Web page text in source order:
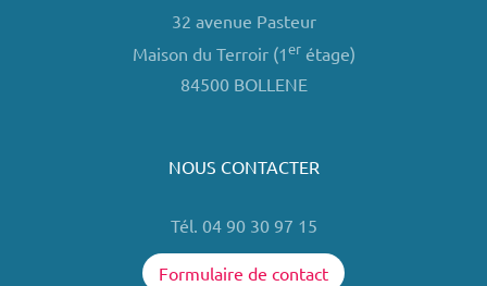
32 avenue Pasteur
Maison du Terroir (1erétage)
84500 BOLLENE
NOUS CONTACTER
Tél. 04 90 30 97 15
Formulaire de contact